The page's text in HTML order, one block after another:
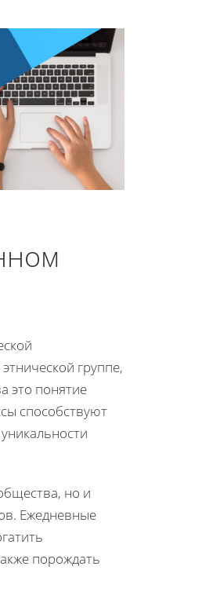
группе,
это понятие
способствуют
но и
Ежедневные
порождать